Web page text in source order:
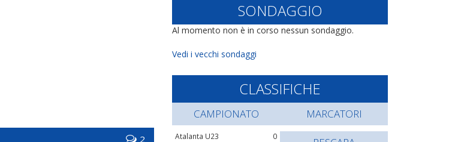
2
SONDAGGIO
Al momento non è in corso nessun sondaggio.
Vedi i vecchi sondaggi
CLASSIFICHE
CAMPIONATO
0
Atalanta U23
MARCATORI